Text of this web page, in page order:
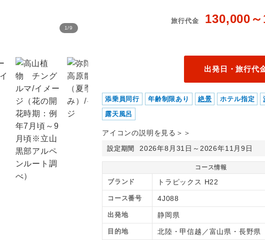
1/9
旅行代金 130,000
出発日・旅行代
添乗員同行 年齢制限あり 絶景 ホテル指定
露天風呂
アイコンの説明を見る＞＞
設定期間 2026年8月31日～2026年11月9日
コース情報
ブランド トラピックス H22
コース番号 4J088
出発地 静岡県
目的地 北陸・甲信越／富山県・長野県